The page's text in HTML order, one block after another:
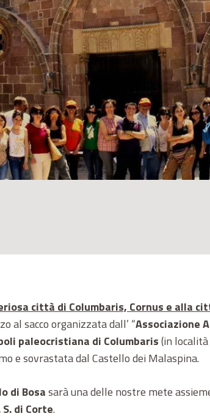
città di Columbaris, Cornus e alla
al sacco organizzata dall’ “Associazione
paleocristiana di Columbaris(in
e sovrastata dal Castello dei Malaspina.
di Bosasarà una delle nostre mete
di Corte.